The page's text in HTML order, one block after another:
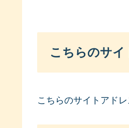
こちらのサイ
こちらのサイトアド